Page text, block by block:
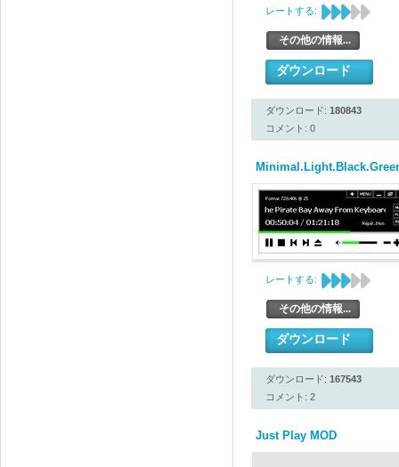
レートする:
その他の情報...
ダウンロード
ダウンロード: 180843
コメント: 0
レートする:
その他の情報...
ダウンロード
ダウンロード: 167543
コメント: 2
Just Play MOD